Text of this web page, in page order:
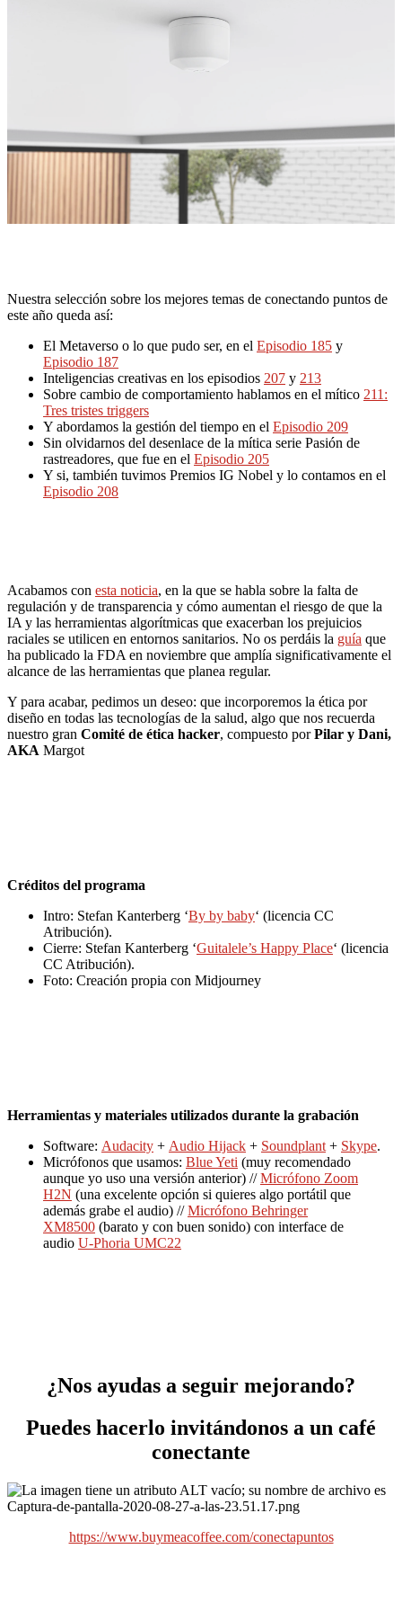
Nuestra selección sobre los mejores temas de conectando puntos de
este año queda así:
El Metaverso o lo que pudo ser, en el Episodio 185 y
Episodio 187
Inteligencias creativas en los episodios 207 y 213
Sobre cambio de comportamiento hablamos en el mítico 211:
Tres tristes triggers
Y abordamos la gestión del tiempo en el Episodio 209
Sin olvidarnos del desenlace de la mítica serie Pasión de
rastreadores, que fue en el Episodio 205
Y si, también tuvimos Premios IG Nobel y lo contamos en el
Episodio 208
Acabamos con esta noticia, en la que se habla sobre la falta de
regulación y de transparencia y cómo aumentan el riesgo de que la
IA y las herramientas algorítmicas que exacerban los prejuicios
raciales se utilicen en entornos sanitarios. No os perdáis la guía que
ha publicado la FDA en noviembre que amplía significativamente el
alcance de las herramientas que planea regular.
Y para acabar, pedimos un deseo: que incorporemos la ética por
diseño en todas las tecnologías de la salud, algo que nos recuerda
nuestro gran Comité de ética hacker, compuesto porPilar y Dani,
AKA Margot
Créditos del programa
Intro: Stefan Kanterberg ‘By by baby‘ (licencia CC
Atribución).
Cierre: Stefan Kanterberg ‘Guitalele’s Happy Place‘ (licencia
CC Atribución).
Foto: Creación propia con Midjourney
Herramientas y materiales utilizados durante la grabación
Software: Audacity + Audio Hijack + Soundplant + Skype.
Micrófonos que usamos: Blue Yeti (muy recomendado
aunque yo uso una versión anterior) //Micrófono Zoom
H2N (una excelente opción si quieres algo portátil que
además grabe el audio) //Micrófono Behringer
XM8500 (barato y con buen sonido) con interface de
audio U-Phoria UMC22
¿Nos ayudas a seguir mejorando?
Puedes hacerlo invitándonos a un café
conectante
https://www.buymeacoffee.com/conectapuntos